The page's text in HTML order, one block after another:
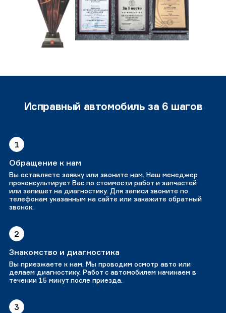
Исправный автомобиль за 6 шагов
1
Обращение к нам
Вы оставляете заявку или звоните нам. Наш менеджер
проконсультирует Вас по стоимости работ и запчастей
или запишет на диагностику. Для записи звоните по
телефонам указанным на сайте или закажите обратный
звонок.
2
Знакомство и диагностика
Вы приезжаете к нам. Мы проводим осмотр авто или
делаем диагностику. Работ с автомобилем начинаем в
течении 15 минут после приезда.
3